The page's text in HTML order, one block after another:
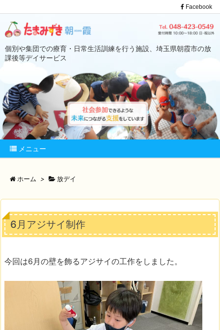
個別や集団での療育・日常生活訓練を行う施設、埼玉県朝霞市の放
課後等デイサービス
メニュー
Facebook
ホーム > 放デイ
6月アジサイ制作
今回は6月の壁を飾るアジサイの工作をしました。